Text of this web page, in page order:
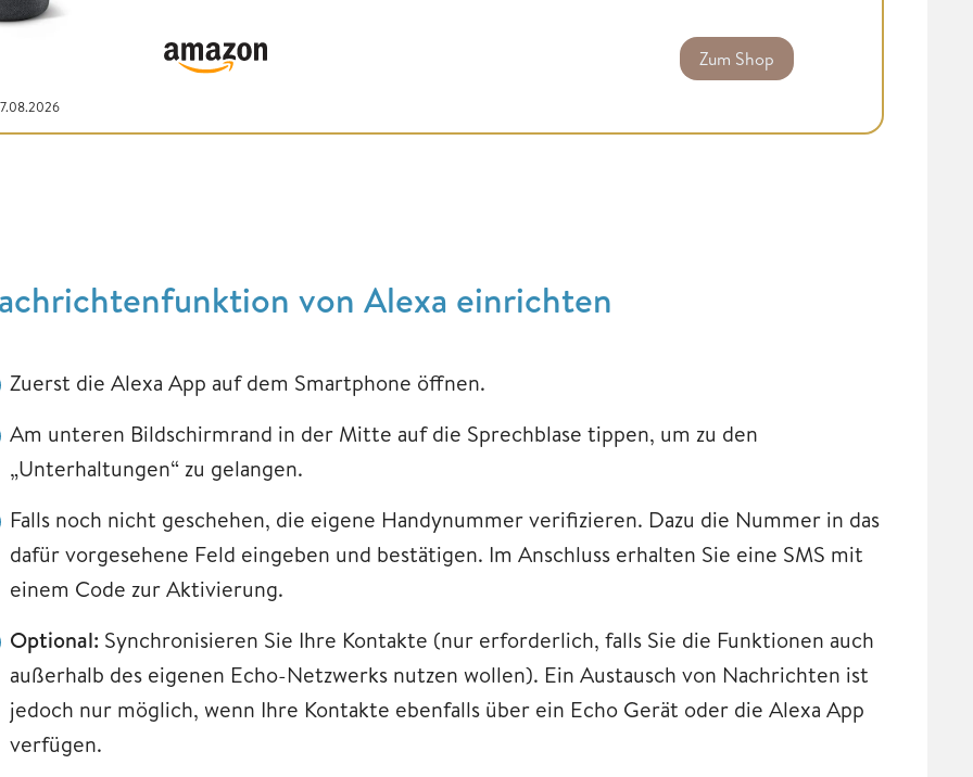
Zum Shop
von Alexa einrichten
Zuerst die Alexa App auf dem Smartphone öffnen.
Am unteren Bildschirmrand in der Mitte auf die Sprechblase tippen, um zu den
„Unterhaltungen“ zu gelangen.
Falls noch nicht geschehen, die eigene Handynummer verifizieren. Dazu die Nummer in das
dafür vorgesehene Feld eingeben und bestätigen. Im Anschluss erhalten Sie eine SMS mit
einem Code zur Aktivierung.
Optional: Synchronisieren Sie Ihre Kontakte (nur erforderlich, falls Sie die Funktionen auch
außerhalb des eigenen Echo-Netzwerks nutzen wollen). Ein Austausch von Nachrichten ist
jedoch nur möglich, wenn Ihre Kontakte ebenfalls über ein Echo Gerät oder die Alexa App
verfügen.